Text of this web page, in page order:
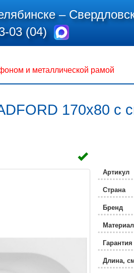
–
03 (04)
и металлической рамой
170х80 с
Артикул
Страна
Бренд
Материал
Гарантия
Длина,